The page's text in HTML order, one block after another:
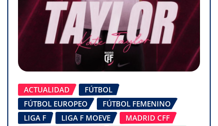
ACTUALIDAD
FÚTBOL
FÚTBOL EUROPEO
FÚTBOL FEMENINO
LIGA F
LIGA F MOEVE
MADRID CFF